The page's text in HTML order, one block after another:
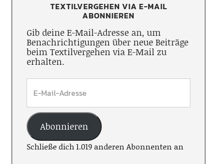
TEXTILVERGEHEN VIA E-MAIL
ABONNIEREN
Gib deine E-Mail-Adresse an, um
Benachrichtigungen über neue Beiträge
beim Textilvergehen via E-Mail zu
erhalten.
Abonnieren
Schließe dich 1.019 anderen Abonnenten an